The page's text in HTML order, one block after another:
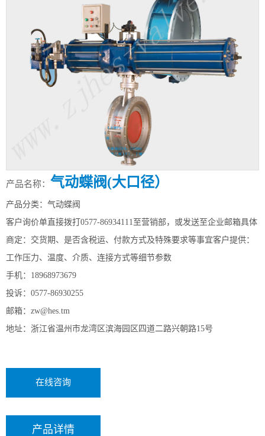
产品名称： 气动蝶阀(大口径）
产品分类：气动蝶阀
客户询价单直接拨打0577-86934111至营销部，或发送至企业邮箱具体
商定：交货期、是否含税运、付款方式及特殊要求等事宜客户提供：
工作压力、温度、介质、连接方式等细节参数
手机：18968973679
投诉：0577-86930255
邮箱：zw@hes.tm
地址：浙江省温州市龙湾区滨海园区四道二路兴朝路15号
在线咨询
产品详情